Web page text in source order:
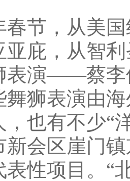
，从美国
亚庇，从智
表演——蔡李
表演由海
也有不少“
新会区崖门
表性项目。“